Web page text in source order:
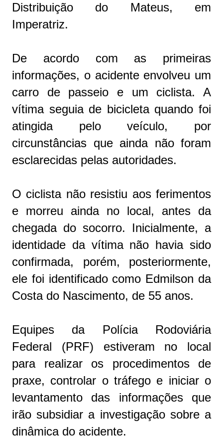
Distribuição do Mateus, em
Imperatriz.
De acordo com as primeiras
informações, o acidente envolveu um
carro de passeio e um ciclista. A
vítima seguia de bicicleta quando foi
atingida pelo veículo, por
circunstâncias que ainda não foram
esclarecidas pelas autoridades.
O ciclista não resistiu aos ferimentos
e morreu ainda no local, antes da
chegada do socorro. Inicialmente, a
identidade da vítima não havia sido
confirmada, porém, posteriormente,
ele foi identificado como Edmilson da
Costa do Nascimento, de 55 anos.
Equipes da Polícia Rodoviária
Federal (PRF) estiveram no local
para realizar os procedimentos de
praxe, controlar o tráfego e iniciar o
levantamento das informações que
irão subsidiar a investigação sobre a
dinâmica do acidente.